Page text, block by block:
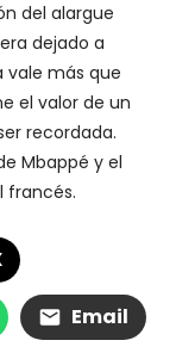
del alargue
dejado a
vale más que
el valor de un
recordada.
Mbappé y el
francés.
Email